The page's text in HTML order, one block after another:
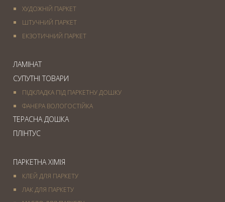
ХУДОЖНІЙ ПАРКЕТ
ШТУЧНИЙ ПАРКЕТ
ЕКЗОТИЧНИЙ ПАРКЕТ
ЛАМІНАТ
СУПУТНІ ТОВАРИ
ПІДКЛАДКА ПІД ПАРКЕТНУ ДОШКУ
ФАНЕРА ВОЛОГОСТІЙКА
ТЕРАСНА ДОШКА
ПЛІНТУС
ПАРКЕТНА ХІМІЯ
КЛЕЙ ДЛЯ ПАРКЕТУ
ЛАК ДЛЯ ПАРКЕТУ